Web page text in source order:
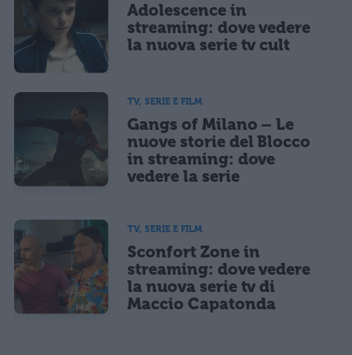
Adolescence in
streaming: dove vedere
la nuova serie tv cult
TV, SERIE E FILM
Gangs of Milano – Le
nuove storie del Blocco
in streaming: dove
vedere la serie
TV, SERIE E FILM
Sconfort Zone in
streaming: dove vedere
la nuova serie tv di
Maccio Capatonda